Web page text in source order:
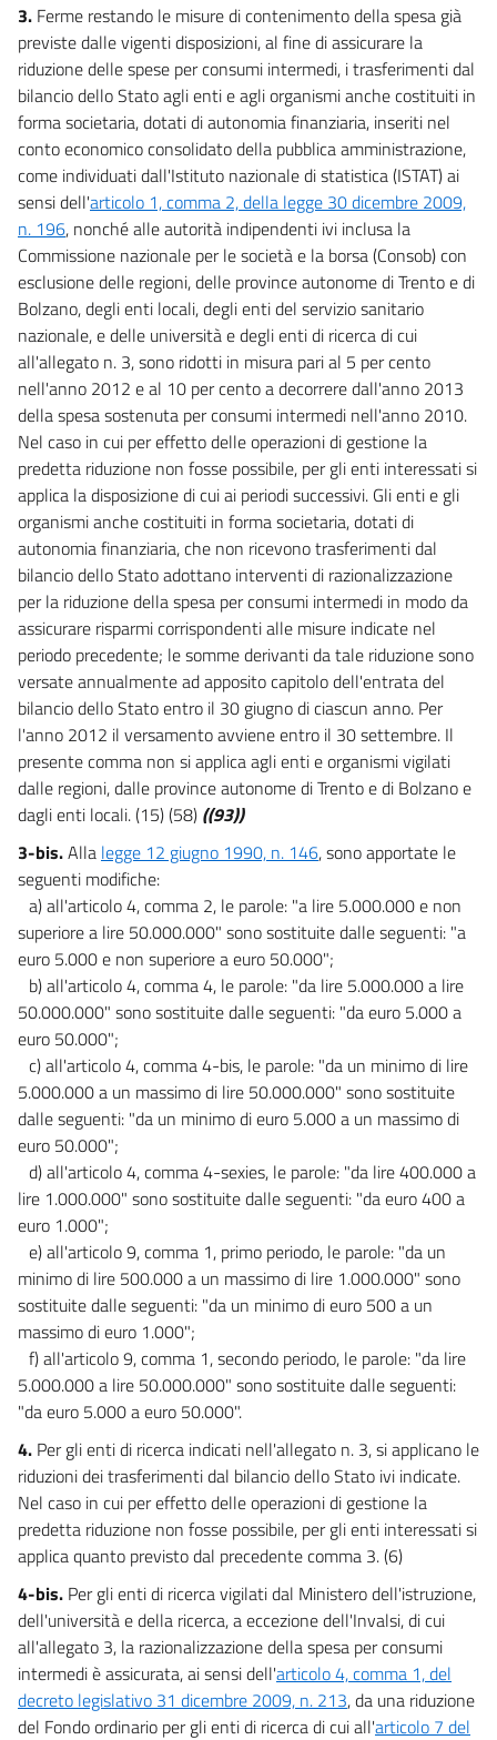
3. Ferme restando le misure di contenimento della spesa già
previste dalle vigenti disposizioni, al fine di assicurare la
riduzione delle spese per consumi intermedi, i trasferimenti dal
bilancio dello Stato agli enti e agli organismi anche costituiti in
forma societaria, dotati di autonomia finanziaria, inseriti nel
conto economico consolidato della pubblica amministrazione,
come individuati dall'Istituto nazionale di statistica (ISTAT) ai
sensi dell'articolo 1, comma 2, della legge 30 dicembre 2009,
n. 196, nonché alle autorità indipendenti ivi inclusa la
Commissione nazionale per le società e la borsa (Consob) con
esclusione delle regioni, delle province autonome di Trento e di
Bolzano, degli enti locali, degli enti del servizio sanitario
nazionale, e delle università e degli enti di ricerca di cui
all'allegato n. 3, sono ridotti in misura pari al 5 per cento
nell'anno 2012 e al 10 per cento a decorrere dall'anno 2013
della spesa sostenuta per consumi intermedi nell'anno 2010.
Nel caso in cui per effetto delle operazioni di gestione la
predetta riduzione non fosse possibile, per gli enti interessati si
applica la disposizione di cui ai periodi successivi. Gli enti e gli
organismi anche costituiti in forma societaria, dotati di
autonomia finanziaria, che non ricevono trasferimenti dal
bilancio dello Stato adottano interventi di razionalizzazione
per la riduzione della spesa per consumi intermedi in modo da
assicurare risparmi corrispondenti alle misure indicate nel
periodo precedente; le somme derivanti da tale riduzione sono
versate annualmente ad apposito capitolo dell'entrata del
bilancio dello Stato entro il 30 giugno di ciascun anno. Per
l'anno 2012 il versamento avviene entro il 30 settembre. Il
presente comma non si applica agli enti e organismi vigilati
dalle regioni, dalle province autonome di Trento e di Bolzano e
dagli enti locali. (15) (58) ((93))
3-bis.Alla legge 12 giugno 1990, n. 146, sono apportate le
seguenti modifiche:
a) all'articolo 4, comma 2, le parole: "a lire 5.000.000 e non
superiore a lire 50.000.000" sono sostituite dalle seguenti: "a
euro 5.000 e non superiore a euro 50.000";
b) all'articolo 4, comma 4, le parole: "da lire 5.000.000 a lire
50.000.000" sono sostituite dalle seguenti: "da euro 5.000 a
euro 50.000";
c) all'articolo 4, comma 4-bis, le parole: "da un minimo di lire
5.000.000 a un massimo di lire 50.000.000" sono sostituite
dalle seguenti: "da un minimo di euro 5.000 a un massimo di
euro 50.000";
d) all'articolo 4, comma 4-sexies, le parole: "da lire 400.000 a
lire 1.000.000" sono sostituite dalle seguenti: "da euro 400 a
euro 1.000";
e) all'articolo 9, comma 1, primo periodo, le parole: "da un
minimo di lire 500.000 a un massimo di lire 1.000.000" sono
sostituite dalle seguenti: "da un minimo di euro 500 a un
massimo di euro 1.000";
f) all'articolo 9, comma 1, secondo periodo, le parole: "da lire
5.000.000 a lire 50.000.000" sono sostituite dalle seguenti:
"da euro 5.000 a euro 50.000".
4. Per gli enti di ricerca indicati nell'allegato n. 3, si applicano le
riduzioni dei trasferimenti dal bilancio dello Stato ivi indicate.
Nel caso in cui per effetto delle operazioni di gestione la
predetta riduzione non fosse possibile, per gli enti interessati si
applica quanto previsto dal precedente comma 3. (6)
4-bis. Per gli enti di ricerca vigilati dal Ministero dell'istruzione,
dell'università e della ricerca, a eccezione dell'Invalsi, di cui
all'allegato 3, la razionalizzazione della spesa per consumi
intermedi è assicurata, ai sensi dell'articolo 4, comma 1, del
decreto legislativo 31 dicembre 2009, n. 213, da una riduzione
del Fondo ordinario per gli enti di ricerca di cui all'articolo 7 del